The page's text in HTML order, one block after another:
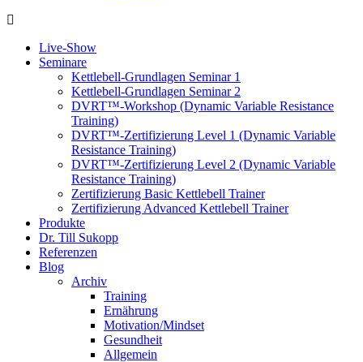
Live-Show
Seminare
Kettlebell-Grundlagen Seminar 1
Kettlebell-Grundlagen Seminar 2
DVRT™-Workshop (Dynamic Variable Resistance
Training)
DVRT™-Zertifizierung Level 1 (Dynamic Variable
Resistance Training)
DVRT™-Zertifizierung Level 2 (Dynamic Variable
Resistance Training)
Zertifizierung Basic Kettlebell Trainer
Zertifizierung Advanced Kettlebell Trainer
Produkte
Dr. Till Sukopp
Referenzen
Blog
Archiv
Training
Ernährung
Motivation/Mindset
Gesundheit
Allgemein